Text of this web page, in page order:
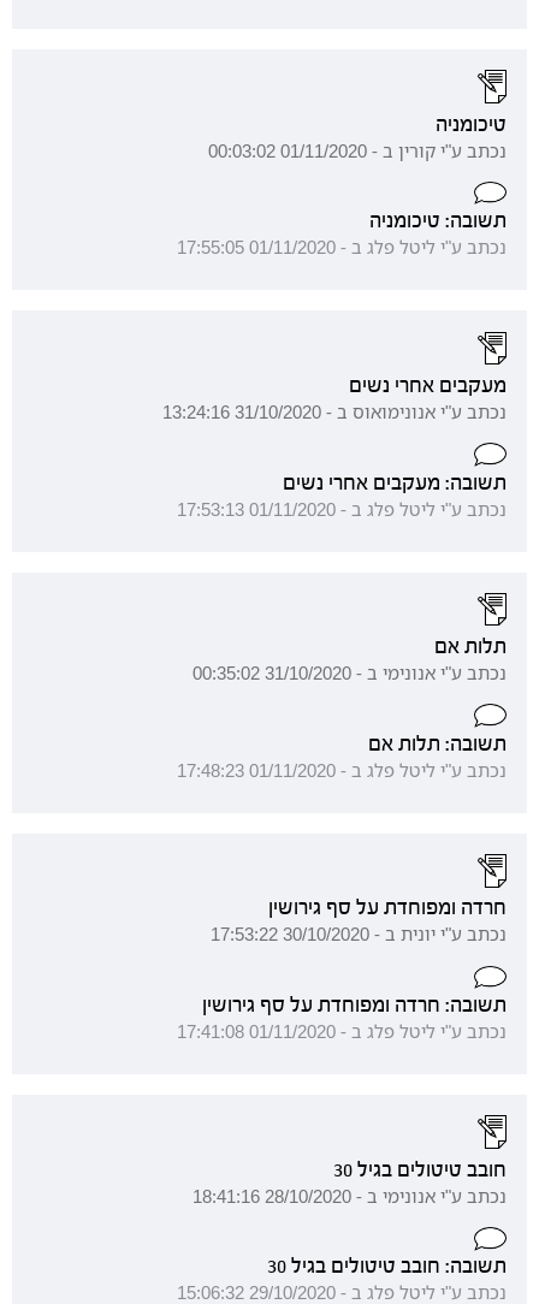
טיכומניה
נכתב ע"י קורין ב - 01/11/2020 00:03:02
תשובה: טיכומניה
נכתב ע"י ליטל פלג ב - 01/11/2020 17:55:05
מעקבים אחרי נשים
נכתב ע"י אנונימואוס ב - 31/10/2020 13:24:16
תשובה: מעקבים אחרי נשים
נכתב ע"י ליטל פלג ב - 01/11/2020 17:53:13
תלות אם
נכתב ע"י אנונימי ב - 31/10/2020 00:35:02
תשובה: תלות אם
נכתב ע"י ליטל פלג ב - 01/11/2020 17:48:23
חרדה ומפוחדת על סף גירושין
נכתב ע"י יונית ב - 30/10/2020 17:53:22
תשובה: חרדה ומפוחדת על סף גירושין
נכתב ע"י ליטל פלג ב - 01/11/2020 17:41:08
חובב טיטולים בגיל 30
נכתב ע"י אנונימי ב - 28/10/2020 18:41:16
תשובה: חובב טיטולים בגיל 30
נכתב ע"י ליטל פלג ב - 29/10/2020 15:06:32